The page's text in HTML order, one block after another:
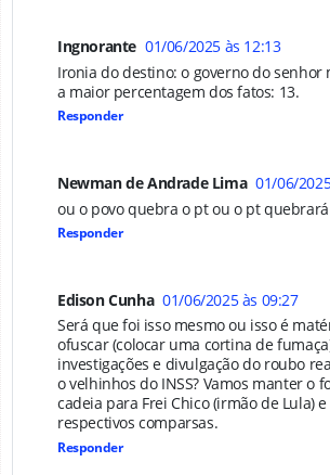
Ingnorante 01/06/2025 às 12:13
Ironia do destino: o governo do senhor
a maior percentagem dos fatos: 13.
Responder
Newman de Andrade Lima 01/06/
ou o povo quebra o pt ou o pt
Responder
Edison Cunha 01/06/2025 às 09:27
Será que foi isso mesmo ou isso é
ofuscar (colocar uma cortina de
investigações e divulgação do roubo
o velhinhos do INSS? Vamos manter o
cadeia para Frei Chico (irmão de Lula) e
respectivos comparsas.
Responder